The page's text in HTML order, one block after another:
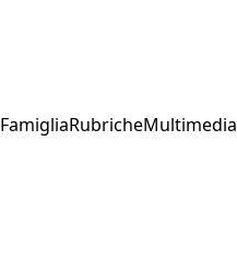
FamigliaRubricheMultimedia